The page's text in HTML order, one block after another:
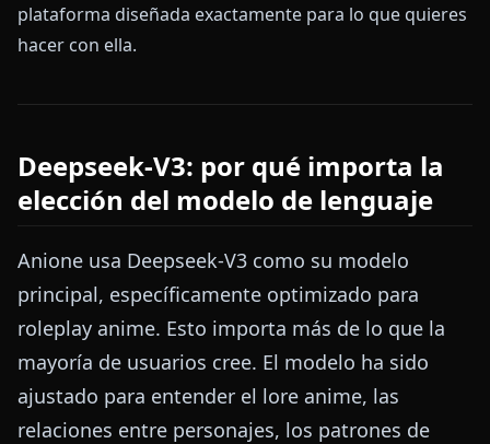
plataforma diseñada exactamente para lo que quieres
hacer con ella.
Deepseek-V3: por qué importa la
elección del modelo de lenguaje
Anione usa Deepseek-V3 como su modelo
principal, específicamente optimizado para
roleplay anime. Esto importa más de lo que la
mayoría de usuarios cree. El modelo ha sido
ajustado para entender el lore anime, las
relaciones entre personajes, los patrones de